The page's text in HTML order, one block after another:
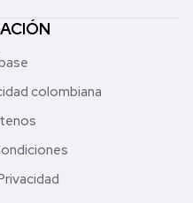
colombiana